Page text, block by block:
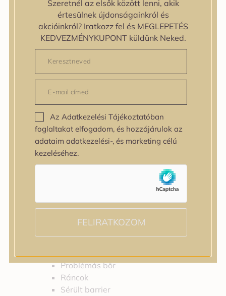
zipiderm
Bőrállapot
Bőrállapot
Bőrtípus
Bőrtípus
Kombinált
Száraz
Zsíros
Bőrprobléma
Bőrprobléma
Bőrpír
Dehidratált bőr
Érzékeny bőr
Fakóság
Problémás bőr
Ráncok
Sérült barrier
Szeretnél az elsők között lenni, akik
értesülnek újdonságainkról és
akcióinkról? Iratkozz fel és MEGLEPETÉS
KEDVEZMÉNYKUPONT küldünk Neked.
Az Adatkezelési Tájékoztatóban
foglaltakat elfogadom, és hozzájárulok az
adataim adatkezelési-, és marketing célú
kezeléséhez.
FELIRATKOZOM